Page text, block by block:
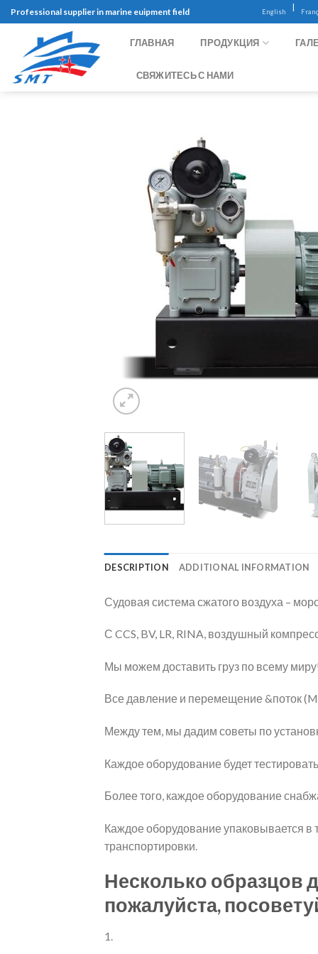
Skip
to
content
Professional supplier in marine euipment field English |
ГЛАВНАЯ ПРОДУКЦИЯ
СВЯЖИТЕСЬ С НАМИ
DESCRIPTION ADDITIONAL INFORMATION
Судовая система сжатого воздуха –
С CCS, BV, LR, RINA, воздушный
Мы можем доставить груз по всему
Все давление и перемещение &поток
Между тем, мы дадим советы по
Каждое оборудование будет
Более того, каждое оборудование
Каждое оборудование упаковывается
транспортировки.
Несколько образцов
пожалуйста,
1.